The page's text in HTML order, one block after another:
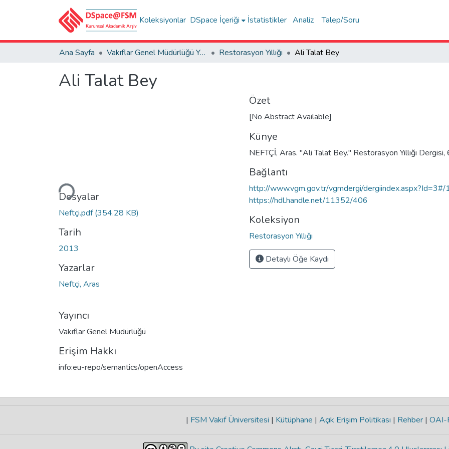
Koleksiyonlar DSpace İçeriği İstatistikler Analiz Talep/Soru
Ana Sayfa Vakıflar Genel Müdürlüğü Yayınları Restorasyon Yıllığı Ali Talat Bey
Ali Talat Bey
Yükleniyor...
Dosyalar
Neftçi.pdf(354.28 KB)
Tarih
2013
Yazarlar
Neftçi, Aras
Yayıncı
Vakıflar Genel Müdürlüğü
Erişim Hakkı
info:eu-repo/semantics/openAccess
Özet
[No Abstract Available]
Künye
NEFTÇİ, Aras. "Ali Talat Bey." Restorasyon Yıllığı
Bağlantı
http://www.vgm.gov.tr/vgmdergi/dergiindex.aspx?Id=3#/
https://hdl.handle.net/11352/406
Koleksiyon
Restorasyon Yıllığı
Detaylı Öğe Kaydı
| FSM Vakıf Üniversitesi | Kütüphane | Açık Erişim Politikası | Rehber | OAI-